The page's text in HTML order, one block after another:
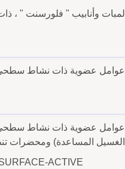
لمبات وأنابيب " فلورسنت " ،
عوامل عضوية ذات نشاط سطحى،
عوامل عضوية ذات نشاط
الغسيل المساعدة) ومحضرات
ACTIVE